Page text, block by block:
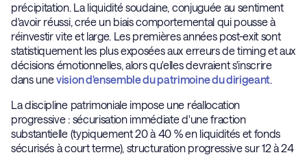
précipitation. La liquidité soudaine, conjuguée au sentiment
d'avoir réussi, crée un biais comportemental qui pousse à
réinvestir vite et large. Les premières années post-exit sont
statistiquement les plus exposées aux erreurs de timing et aux
décisions émotionnelles, alors qu'elles devraient s'inscrire
dans unevision d'ensemble du patrimoine du dirigeant.
La discipline patrimoniale impose une réallocation
progressive : sécurisation immédiate d'une fraction
substantielle (typiquement 20 à 40 % en liquidités et fonds
sécurisés à court terme), structuration progressive sur 12 à 24